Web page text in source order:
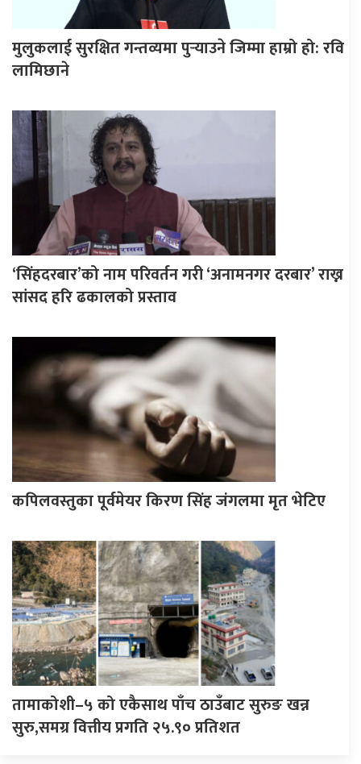
मुलुकलाई सुरक्षित गन्तव्यमा पुर्‍याउने जिम्मा हाम्रो हो: रवि
लामिछाने
‘सिंहदरबार’को नाम परिवर्तन गरी ‘अनामनगर दरबार’ राख्न
सांसद हरि ढकालको प्रस्ताव
कपिलवस्तुका पूर्वमेयर किरण सिंह जंगलमा मृत भेटिए
तामाकोशी–५ को एकैसाथ पाँच ठाउँबाट सुरुङ खन्न
सुरु,समग्र वित्तीय प्रगति २५.९० प्रतिशत